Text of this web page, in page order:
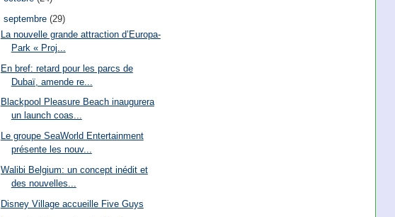
septembre (29)
La nouvelle grande attraction d’Europa-
Park « Proj...
En bref: retard pour les parcs de
Dubaï, amende re...
Blackpool Pleasure Beach inaugurera
un launch coas...
Le groupe SeaWorld Entertainment
présente les nouv...
Walibi Belgium: un concept inédit et
des nouvelles...
Disney Village accueille Five Guys